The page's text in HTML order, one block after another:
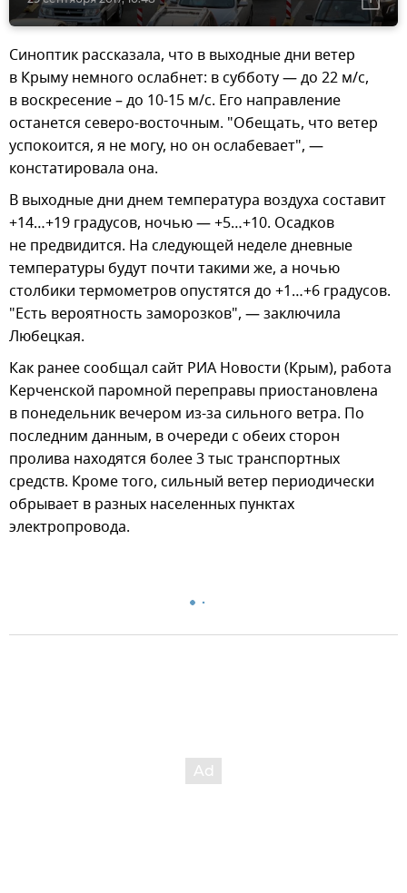
Синоптик рассказала, что в выходные дни ветер
в Крыму немного ослабнет: в субботу — до 22 м/с,
в воскресение – до 10-15 м/с. Его направление
останется северо-восточным. "Обещать, что ветер
успокоится, я не могу, но он ослабевает", —
констатировала она.
В выходные дни днем температура воздуха составит
+14…+19 градусов, ночью — +5…+10. Осадков
не предвидится. На следующей неделе дневные
температуры будут почти такими же, а ночью
столбики термометров опустятся до +1…+6 градусов.
"Есть вероятность заморозков", — заключила
Любецкая.
Как ранее сообщал сайт РИА Новости (Крым), работа
Керченской паромной переправы приостановлена
в понедельник вечером из-за сильного ветра. По
последним данным, в очереди с обеих сторон
пролива находятся более 3 тыс транспортных
средств. Кроме того, сильный ветер периодически
обрывает в разных населенных пунктах
электропровода.